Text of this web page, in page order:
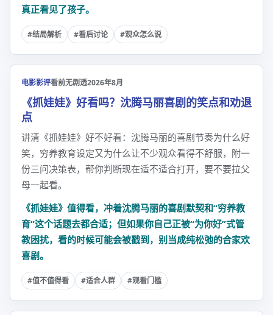
真正看见了孩子。
#结局解析 #看后讨论 #观众怎么说
电影影评看前无剧透2026年8月
《抓娃娃》好看吗？沈腾马丽喜剧的笑点和劝退
点
讲清《抓娃娃》好不好看：沈腾马丽的喜剧节奏为什么好
笑，穷养教育设定又为什么让不少观众看得不舒服，附一
份三问决策表，帮你判断现在适不适合打开，要不要拉父
母一起看。
《抓娃娃》值得看，冲着沈腾马丽的喜剧默契和“穷养教
育”这个话题去都合适；但如果你自己正被“为你好”式管
教困扰，看的时候可能会被戳到，别当成纯松弛的合家欢
喜剧。
#值不值得看 #适合人群 #观看门槛